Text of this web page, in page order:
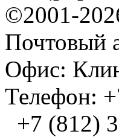
©2001-
Почтовый
Офис:
Телефон:
+7 (812)